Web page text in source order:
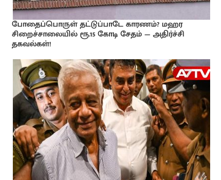
போதைப்பொருள் தட்டுப்பாடே காரணம்? மஹர
சிறைச்சாலையில் ரூ.15 கோடி சேதம் — அதிர்ச்சி
தகவல்கள்!